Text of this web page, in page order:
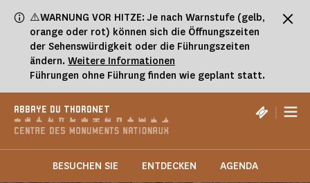
⚠️WARNUNG VOR HITZE: Je nach Warnstufe (gelb,
orange oder rot) können sich die Öffnungszeiten
der Sehenswürdigkeit oder die Führungszeiten
ändern. Weitere Informationen
Führungen ohne Führung finden wie geplant statt.
ABBAYE DU THORONET |
BESUCHEN SIE ENTDECKEN AGENDA